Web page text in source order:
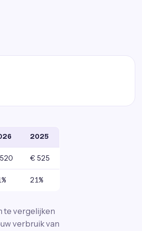
2025
€ 525
21%
te vergelijken
verbruik van